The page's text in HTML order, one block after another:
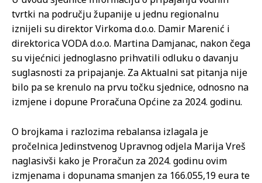
tvrtki na području županije u jednu regionalnu
iznijeli su direktor Virkoma d.o.o. Damir Marenić i
direktorica VODA d.o.o. Martina Damjanac, nakon čega
su vijećnici jednoglasno prihvatili odluku o davanju
suglasnosti za pripajanje. Za Aktualni sat pitanja nije
bilo pa se krenulo na prvu točku sjednice, odnosno na
izmjene i dopune Proračuna Općine za 2024. godinu.
O brojkama i razlozima rebalansa izlagala je
pročelnica Jedinstvenog Upravnog odjela Marija Vreš
naglasivši kako je Proračun za 2024. godinu ovim
izmjenama i dopunama smanjen za 166.055,19 eura te